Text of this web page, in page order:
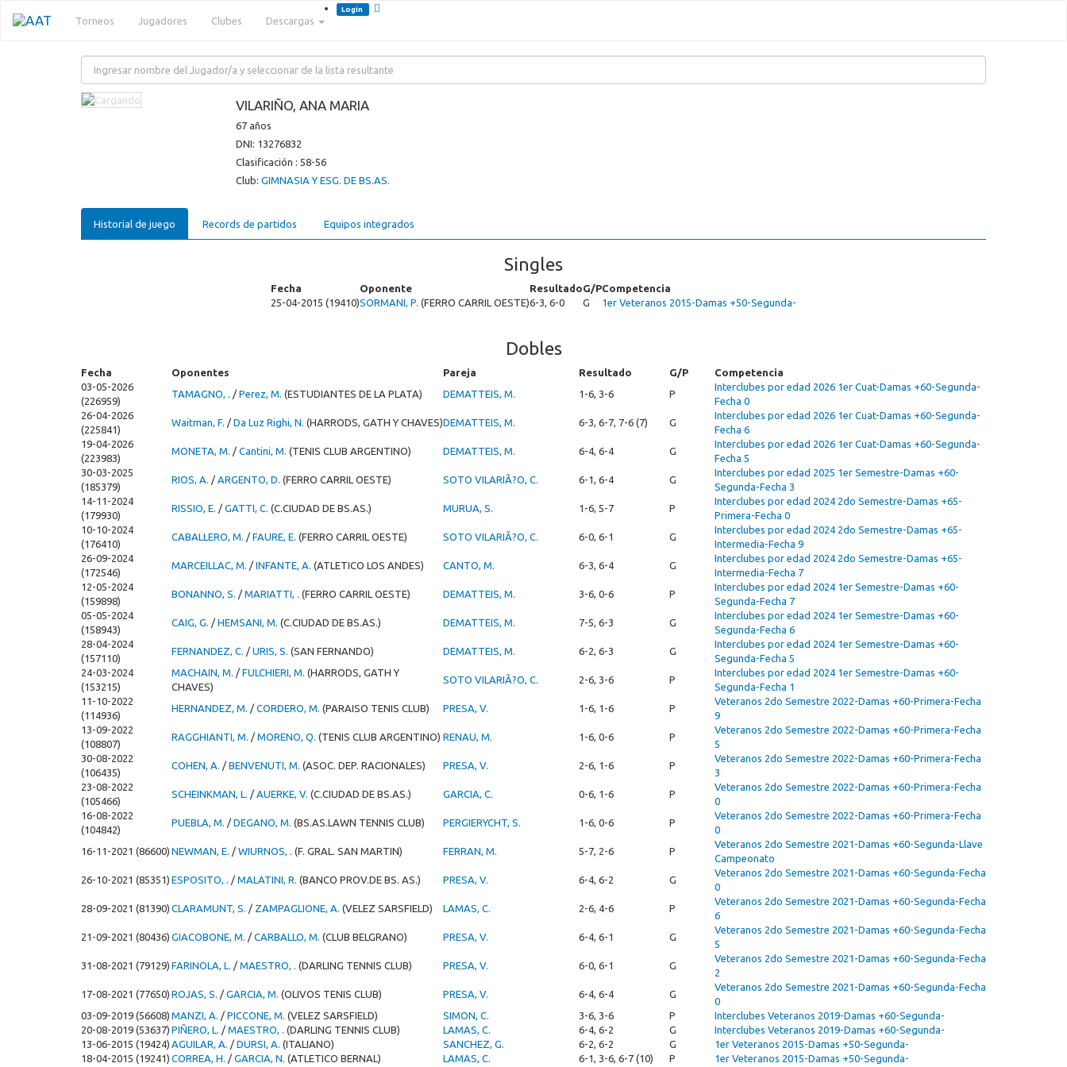
Torneos Jugadores Clubes Descargas
Login
VILARIÑO, ANA MARIA
67 años
DNI: 13276832
Clasificación : 58-56
Club: GIMNASIA Y ESG. DE BS.AS.
Historial de juego Records de partidos Equipos integrados
Singles
Fecha Oponente ResultadoG/PCompetencia
25-04-2015 (19410)SORMANI, P. (FERRO CARRIL OESTE)6-3, 6-0 G 1er Veteranos 2015-Damas +50-Segunda-
Dobles
Fecha Oponentes Pareja Resultado G/P
Competencia
03-05-2026
(226959)
TAMAGNO, . / Perez, M. (ESTUDIANTES DE LA PLATA) DEMATTEIS, M. 1-6, 3-6 P
Interclubes por edad 2026 1er Cuat-Damas +60-Segunda-
Fecha 0
26-04-2026
(225841)
Waitman, F. / Da Luz Righi, N. (HARRODS, GATH Y CHAVES)DEMATTEIS, M. 6-3, 6-7, 7-6 (7) G
Interclubes por edad 2026 1er Cuat-Damas +60-Segunda-
Fecha 6
19-04-2026
(223983)
MONETA, M. / Cantini, M. (TENIS CLUB ARGENTINO) DEMATTEIS, M. 6-4, 6-4 G
Interclubes por edad 2026 1er Cuat-Damas +60-Segunda-
Fecha 5
30-03-2025
(185379)
RIOS, A. / ARGENTO, D. (FERRO CARRIL OESTE) SOTO VILARIÃ?O, C. 6-1, 6-4 G
Interclubes por edad 2025 1er Semestre-Damas +60-
Segunda-Fecha 3
14-11-2024
(179930)
RISSIO, E. / GATTI, C. (C.CIUDAD DE BS.AS.) MURUA, S. 1-6, 5-7 P
Interclubes por edad 2024 2do Semestre-Damas +65-
Primera-Fecha 0
10-10-2024
(176410)
CABALLERO, M. / FAURE, E. (FERRO CARRIL OESTE) SOTO VILARIÃ?O, C. 6-0, 6-1 G
Interclubes por edad 2024 2do Semestre-Damas +65-
Intermedia-Fecha 9
26-09-2024
(172546)
MARCEILLAC, M. / INFANTE, A. (ATLETICO LOS ANDES) CANTO, M. 6-3, 6-4 G
Interclubes por edad 2024 2do Semestre-Damas +65-
Intermedia-Fecha 7
12-05-2024
(159898)
BONANNO, S. / MARIATTI, . (FERRO CARRIL OESTE) DEMATTEIS, M. 3-6, 0-6 P
Interclubes por edad 2024 1er Semestre-Damas +60-
Segunda-Fecha 7
05-05-2024
(158943)
CAIG, G. / HEMSANI, M. (C.CIUDAD DE BS.AS.) DEMATTEIS, M. 7-5, 6-3 G
Interclubes por edad 2024 1er Semestre-Damas +60-
Segunda-Fecha 6
28-04-2024
(157110)
FERNANDEZ, C. / URIS, S. (SAN FERNANDO) DEMATTEIS, M. 6-2, 6-3 G
Interclubes por edad 2024 1er Semestre-Damas +60-
Segunda-Fecha 5
24-03-2024
(153215)
MACHAIN, M. / FULCHIERI, M. (HARRODS, GATH Y
CHAVES)
SOTO VILARIÃ?O, C. 2-6, 3-6 P
Interclubes por edad 2024 1er Semestre-Damas +60-
Segunda-Fecha 1
11-10-2022
(114936)
HERNANDEZ, M. / CORDERO, M. (PARAISO TENIS CLUB) PRESA, V. 1-6, 1-6 P
Veteranos 2do Semestre 2022-Damas +60-Primera-Fecha
9
13-09-2022
(108807)
RAGGHIANTI, M. / MORENO, Q. (TENIS CLUB ARGENTINO) RENAU, M. 1-6, 0-6 P
Veteranos 2do Semestre 2022-Damas +60-Primera-Fecha
5
30-08-2022
(106435)
COHEN, A. / BENVENUTI, M. (ASOC. DEP. RACIONALES) PRESA, V. 2-6, 1-6 P
Veteranos 2do Semestre 2022-Damas +60-Primera-Fecha
3
23-08-2022
(105466)
SCHEINKMAN, L. / AUERKE, V. (C.CIUDAD DE BS.AS.) GARCIA, C. 0-6, 1-6 P
Veteranos 2do Semestre 2022-Damas +60-Primera-Fecha
0
16-08-2022
(104842)
PUEBLA, M. / DEGANO, M. (BS.AS.LAWN TENNIS CLUB) PERGIERYCHT, S. 1-6, 0-6 P
Veteranos 2do Semestre 2022-Damas +60-Primera-Fecha
0
16-11-2021 (86600) NEWMAN, E. / WIURNOS, . (F. GRAL. SAN MARTIN) FERRAN, M. 5-7, 2-6 P
Veteranos 2do Semestre 2021-Damas +60-Segunda-Llave
Campeonato
26-10-2021 (85351) ESPOSITO, . / MALATINI, R. (BANCO PROV.DE BS. AS.) PRESA, V. 6-4, 6-2 G
Veteranos 2do Semestre 2021-Damas +60-Segunda-Fecha
0
28-09-2021 (81390) CLARAMUNT, S. / ZAMPAGLIONE, A. (VELEZ SARSFIELD) LAMAS, C. 2-6, 4-6 P
Veteranos 2do Semestre 2021-Damas +60-Segunda-Fecha
6
21-09-2021 (80436) GIACOBONE, M. / CARBALLO, M. (CLUB BELGRANO) PRESA, V. 6-4, 6-1 G
Veteranos 2do Semestre 2021-Damas +60-Segunda-Fecha
5
31-08-2021 (79129) FARINOLA, L. / MAESTRO, . (DARLING TENNIS CLUB) PRESA, V. 6-0, 6-1 G
Veteranos 2do Semestre 2021-Damas +60-Segunda-Fecha
2
17-08-2021 (77650) ROJAS, S. / GARCIA, M. (OLIVOS TENIS CLUB) PRESA, V. 6-4, 6-4 G
Veteranos 2do Semestre 2021-Damas +60-Segunda-Fecha
0
03-09-2019 (56608) MANZI, A. / PICCONE, M. (VELEZ SARSFIELD) SIMON, C. 3-6, 3-6 P
Interclubes Veteranos 2019-Damas +60-Segunda-
20-08-2019 (53637) PIÑERO, L. / MAESTRO, . (DARLING TENNIS CLUB) LAMAS, C. 6-4, 6-2 G
Interclubes Veteranos 2019-Damas +60-Segunda-
13-06-2015 (19424) AGUILAR, A. / DURSI, A. (ITALIANO) SANCHEZ, G. 6-2, 6-2 G
1er Veteranos 2015-Damas +50-Segunda-
18-04-2015 (19241) CORREA, H. / GARCIA, N. (ATLETICO BERNAL) LAMAS, C. 6-1, 3-6, 6-7 (10) P 1er Veteranos 2015-Damas +50-Segunda-